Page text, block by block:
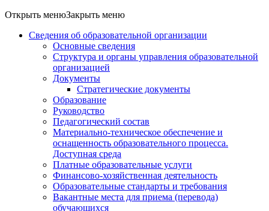
Открыть менюЗакрыть меню
Сведения об образовательной организации
Основные сведения
Структура и органы управления образовательной
организацией
Документы
Стратегические документы
Образование
Руководство
Педагогический состав
Материально-техническое обеспечение и
оснащенность образовательного процесса.
Доступная среда
Платные образовательные услуги
Финансово-хозяйственная деятельность
Образовательные стандарты и требования
Вакантные места для приема (перевода)
обучающихся